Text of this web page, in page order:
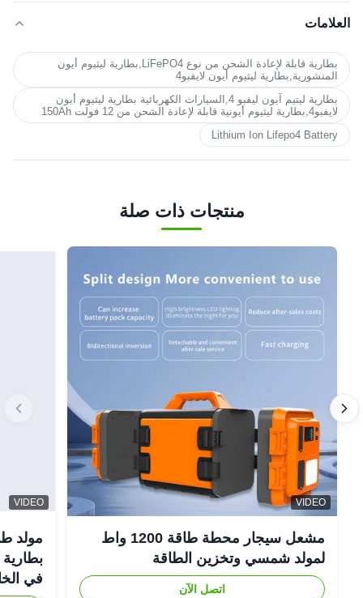
العلامات
بطارية قابلة لإعادة الشحن من نوع LiFePO4,بطارية ليثيوم أيون
المنشورية,بطارية ليثيوم أيون لايفبو4
بطارية ليتيم آيون ليفبو 4,السيارات الكهربائية بطارية ليثيوم أيون
لايفبو4,بطارية ليثيوم أيونية قابلة لإعادة الشحن من 12 فولت 150Ah
Lithium Ion Lifepo4 Battery
منتجات ذات صلة
VIDEO
مشعل سيجار محطة طاقة 1200 واط
لمولد شمسي وتخزين الطاقة
اتصل الآن
VIDEO
في